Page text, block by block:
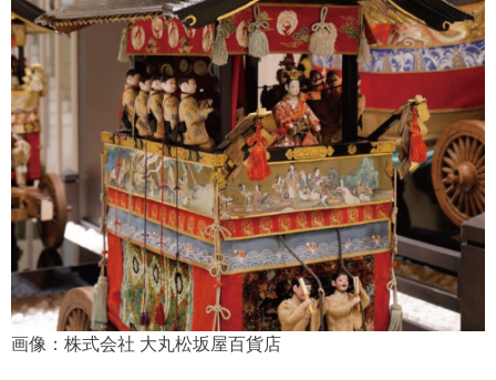
画像：株式会社 大丸松坂屋百貨店